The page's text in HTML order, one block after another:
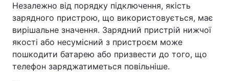
Незалежно від порядку підключення, якість
зарядного пристрою, що використовується, має
вирішальне значення. Зарядний пристрій нижчої
якості або несумісний з пристроєм може
пошкодити батарею або призвести до того, що
телефон заряджатиметься повільніше.